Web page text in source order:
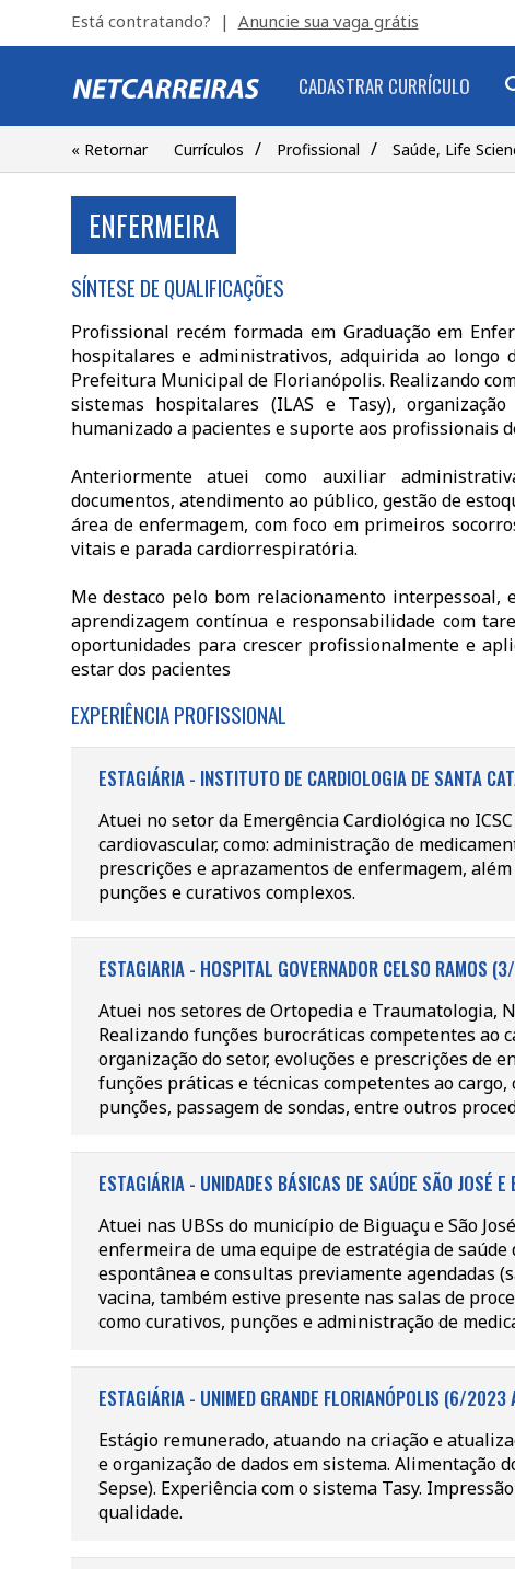
Está contratando? | Anuncie sua vaga grátis
CADASTRAR CURRÍCULO
« Retornar Currículos / Profissional / Saúde, Life
ENFERMEIRA
SÍNTESE DE QUALIFICAÇÕES
Profissional recém formada em Graduação em
hospitalares e administrativos, adquirida ao longo
Prefeitura Municipal de Florianópolis. Realizando
sistemas hospitalares (ILAS e Tasy),
humanizado a pacientes e suporte aos profissionais
Anteriormente atuei como auxiliar
documentos, atendimento ao público, gestão de
área de enfermagem, com foco em primeiros
vitais e parada cardiorrespiratória.
Me destaco pelo bom relacionamento
aprendizagem contínua e responsabilidade com
oportunidades para crescer profissionalmente e
estar dos pacientes
EXPERIÊNCIA PROFISSIONAL
ESTAGIÁRIA - INSTITUTO DE CARDIOLOGIA DE SANTA
Atuei no setor da Emergência Cardiológica no
cardiovascular, como: administração de
prescrições e aprazamentos de enfermagem,
punções e curativos complexos.
ESTAGIARIA - HOSPITAL GOVERNADOR CELSO
Atuei nos setores de Ortopedia e Traumatologia,
Realizando funções burocráticas competentes ao
organização do setor, evoluções e prescrições de
funções práticas e técnicas competentes ao
punções, passagem de sondas, entre outros
ESTAGIÁRIA - UNIDADES BÁSICAS DE SAÚDE SÃO
Atuei nas UBSs do município de Biguaçu e São
enfermeira de uma equipe de estratégia de saúde
espontânea e consultas previamente agendadas
vacina, também estive presente nas salas de
como curativos, punções e administração de
ESTAGIÁRIA - UNIMED GRANDE FLORIANÓPOLIS (6/
Estágio remunerado, atuando na criação e
e organização de dados em sistema. Alimentação
Sepse). Experiência com o sistema Tasy.
qualidade.